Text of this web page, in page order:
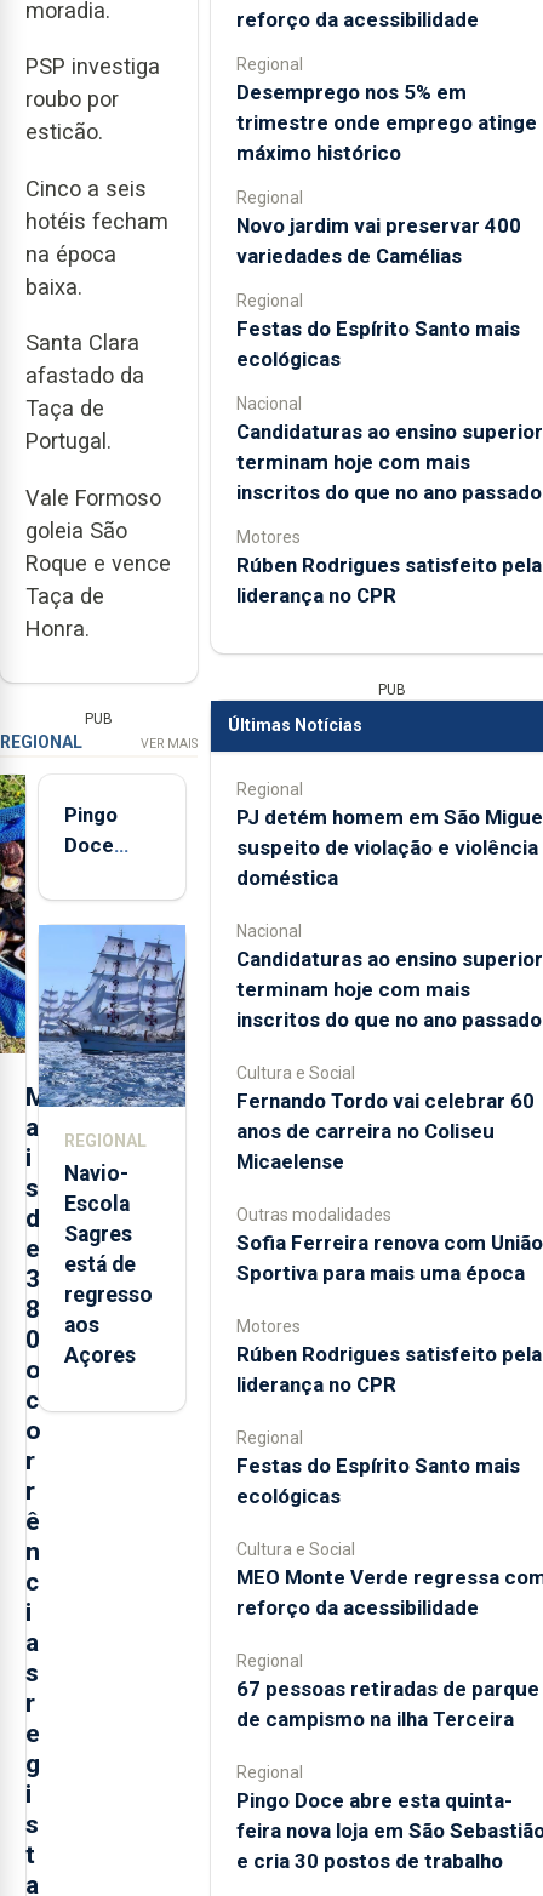
moradia.
PSP investiga
roubo por
esticão.
Cinco a seis
hotéis fecham
na época
baixa.
Santa Clara
afastado da
Taça de
Portugal.
Vale Formoso
goleia São
Roque e vence
Taça de
Honra.
PUB
REGIONAL VER MAIS
M
a
i
s
d
e
3
8
0
o
c
o
r
r
ê
n
c
i
a
s
r
e
g
i
s
t
a
Pingo
Doce
quinta-
feira nova
loja em
São
Sebastião
e cria 30
postos de
REGIONAL
Navio-
Escola
Sagres
está de
regresso
aos
Açores
reforço da acessibilidade
Regional
Desemprego nos 5% em
trimestre onde emprego atinge
máximo histórico
Regional
Novo jardim vai preservar 400
variedades de Camélias
Regional
Festas do Espírito Santo mais
ecológicas
Nacional
Candidaturas ao ensino superior
terminam hoje com mais
inscritos do que no ano passado
Motores
Rúben Rodrigues satisfeito pela
liderança no CPR
PUB
Últimas Notícias
Regional
PJ detém homem em São
suspeito de violação e violência
doméstica
Nacional
Candidaturas ao ensino superior
terminam hoje com mais
inscritos do que no ano passado
Cultura e Social
Fernando Tordo vai celebrar 60
anos de carreira no Coliseu
Micaelense
Outras modalidades
Sofia Ferreira renova com União
Sportiva para mais uma época
Motores
Rúben Rodrigues satisfeito pela
liderança no CPR
Regional
Festas do Espírito Santo mais
ecológicas
Cultura e Social
MEO Monte Verde regressa
reforço da acessibilidade
Regional
67 pessoas retiradas de parque
de campismo na ilha Terceira
Regional
Pingo Doce abre esta quinta-
feira nova loja em São
e cria 30 postos de trabalho